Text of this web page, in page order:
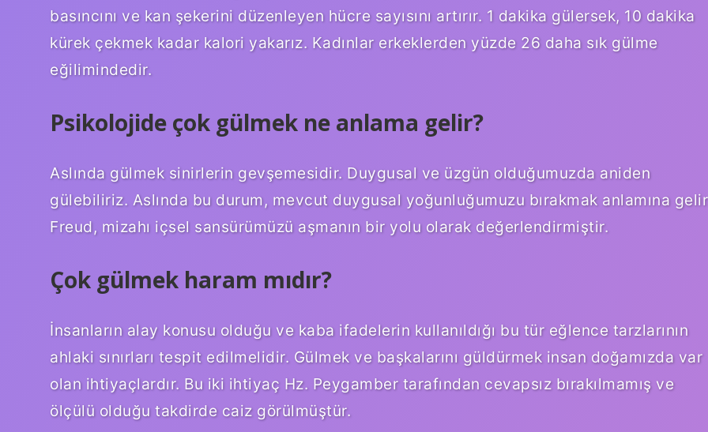
basıncını ve kan şekerini düzenleyen hücre sayısını artırır. 1 dakika gülersek, 10 dakika
kürek çekmek kadar kalori yakarız. Kadınlar erkeklerden yüzde 26 daha sık gülme
eğilimindedir.
Psikolojide çok gülmek ne anlama gelir?
Aslında gülmek sinirlerin gevşemesidir. Duygusal ve üzgün olduğumuzda aniden
gülebiliriz. Aslında bu durum, mevcut duygusal yoğunluğumuzu bırakmak anlamına
Freud, mizahı içsel sansürümüzü aşmanın bir yolu olarak değerlendirmiştir.
Çok gülmek haram mıdır?
İnsanların alay konusu olduğu ve kaba ifadelerin kullanıldığı bu tür eğlence tarzlarının
ahlaki sınırları tespit edilmelidir. Gülmek ve başkalarını güldürmek insan doğamızda var
olan ihtiyaçlardır. Bu iki ihtiyaç Hz. Peygamber tarafından cevapsız bırakılmamış ve
ölçülü olduğu takdirde caiz görülmüştür.